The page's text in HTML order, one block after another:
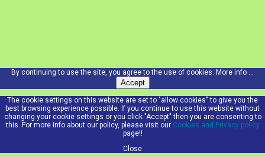
By continuing to use the site, you agree to the use of cookies. More info ...
Accept
The cookie settings on this website are set to "allow cookies" to give you the
best browsing experience possible. If you continue to use this website without
changing your cookie settings or you click "Accept" then you are consenting to
this. For more info about our policy, please visit our Cookies and Privacy policy
page!!
Close